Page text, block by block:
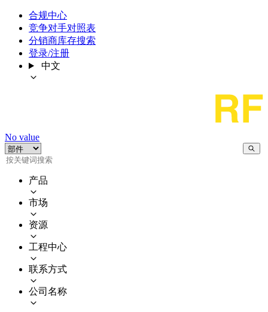
合规中心
竞争对手对照表
分销商库存搜索
登录/注册
中文
No value
产品
市场
资源
工程中心
联系方式
公司名称